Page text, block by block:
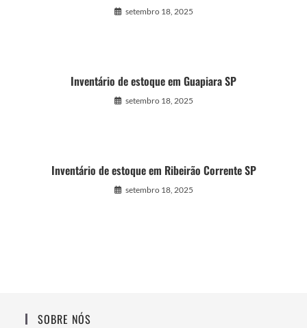
setembro 18, 2025
Inventário de estoque em Guapiara SP
setembro 18, 2025
Inventário de estoque em Ribeirão Corrente SP
setembro 18, 2025
SOBRE NÓS